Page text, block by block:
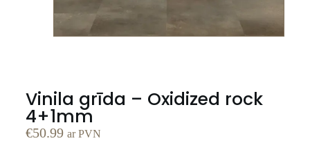
Vinila grīda – Oxidized rock
4+1mm
€50.99 ar PVN